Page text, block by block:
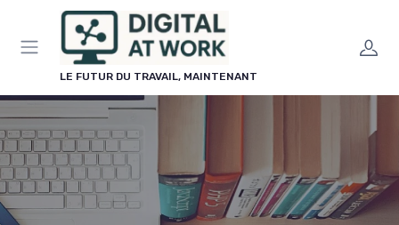
LE FUTUR DU TRAVAIL, MAINTENANT
Panneau de gestion des cookies